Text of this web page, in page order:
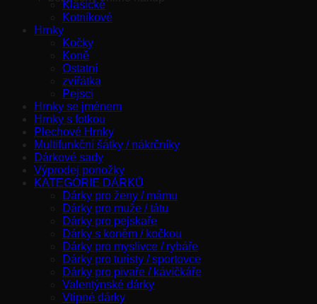
Klasické
Kotníkové
Hrnky
Kočky
Koně
Ostatní
zvířátka
Pejsci
Hrnky se jménem
Hrnky s fotkou
Plechové Hrnky
Multifunkční šátky / nákrčníky
Dárkové sady
Výprodej ponožky
KATEGORIE DÁRKŮ
Dárky pro ženy / mámu
Dárky pro muže / tátu
Dárky pro pejskaře
Dárky s koněm / kočkou
Dárky pro myslivce / rybáře
Dárky pro turisty / sportovce
Dárky pro pivaře / kávičkáře
Valentýnské dárky
Vtipné dárky